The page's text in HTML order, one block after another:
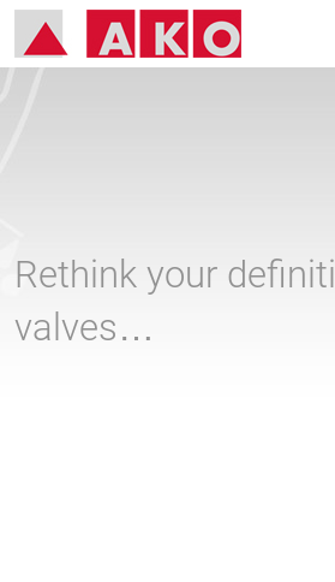
Rethink your
valves…